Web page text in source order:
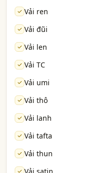
Vải ren
Vải đũi
Vải len
Vải TC
Vải umi
Vải thô
Vải lanh
Vải tafta
Vải thun